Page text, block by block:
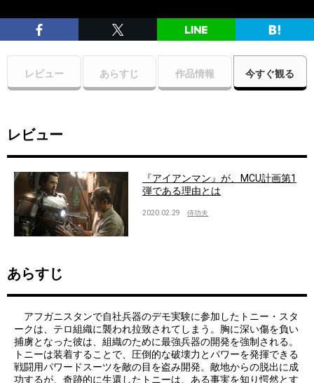
レビュー あらすじ 作品情報 今すぐ観る
レビュー
『アイアンマン』が、MCU計画第1
弾である理由とは
2020.02.29 侍功夫
あらすじ
アフガニスタンで自社兵器のデモ実験に参加したトニー・スタ
ークは、テロ組織に襲われ拉致されてしまう。胸に深い傷を負い
捕虜となった彼は、組織のために最強兵器の開発を強制される。
トニーは装着することで、圧倒的な破壊力とパワーを発揮できる
戦闘用パワードスーツを敵の目を盗み開発。敵地からの脱出に成
功するが、奇跡的に生還したトニーは、ある事実を知り愕然とす